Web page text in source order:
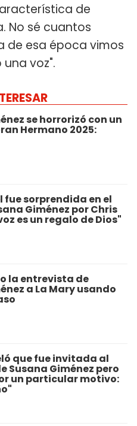
de
No sé cuantos
de esa época vimos
voz".
se horrorizó con un
Hermano 2025:
fue sorprendida en el
Giménez por Chris
es un regalo de Dios"
la entrevista de
a La Mary usando
que fue invitada al
Susana Giménez pero
un particular motivo: